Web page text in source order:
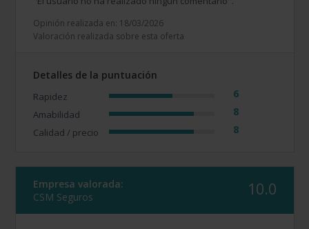
Opinión realizada en: 18/03/2026
Valoración realizada sobre esta oferta
Detalles de la puntuación
Rapidez 6
Amabilidad 8
Calidad / precio 8
Empresa valorada:
CSM Seguros
10.0